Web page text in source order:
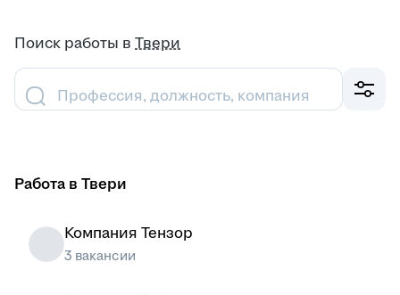
Поиск работы в Твери
Профессия, должность, компания
Работа в Твери
Компания Тензор
3 вакансии